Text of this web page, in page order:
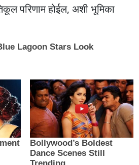
परिणाम होईल, अशी भूमिका